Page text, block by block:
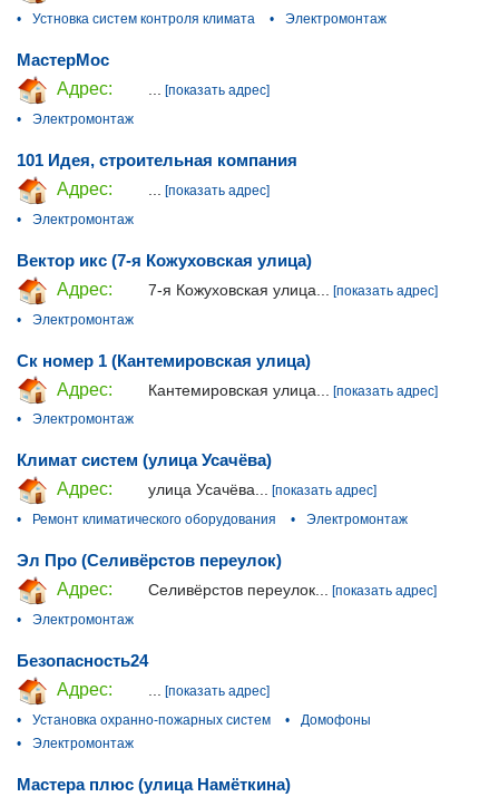
•
Устновка систем контроля климата • Электромонтаж
МастерМос
Адрес:
... [показать адрес]
•
Электромонтаж
101 Идея, строительная компания
Адрес:
[показать адрес]
•
Электромонтаж
Вектор икс (7-я Кожуховская улица)
Адрес:
7-я Кожуховская улица...
[показать адрес]
•
Электромонтаж
Ск номер 1 (Кантемировская улица)
Адрес:
Кантемировская улица...
[показать адрес]
•
Электромонтаж
Климат систем (улица Усачёва)
Адрес:
улица Усачёва... [показать адрес]
•
Ремонт климатического оборудования • Электромонтаж
Эл Про (Селивёрстов переулок)
Адрес:
Селивёрстов переулок...
[показать адрес]
•
Электромонтаж
Безопасность24
Адрес:
[показать адрес]
•
Установка охранно-пожарных систем •
Домофоны
•
Электромонтаж
Мастера плюс (улица Намёткина)